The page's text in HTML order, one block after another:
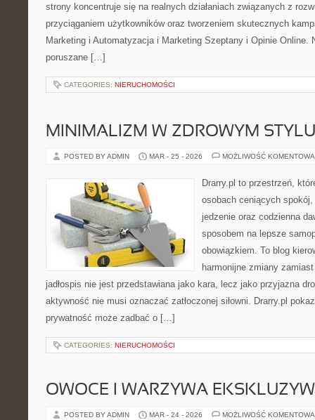
strony koncentruje się na realnych działaniach związanych z
przyciąganiem użytkowników oraz tworzeniem skutecznych
Marketing i Automatyzacja i Marketing Szeptany i Opinie Online.
poruszane […]
CATEGORIES: NIERUCHOMOŚCI
MINIMALIZM W ZDROWYM
POSTED BY ADMIN MAR - 25 - 2026 MOŻLIWOŚĆ
Drarry.pl to przestrzeń,
osobach ceniących
jedzenie oraz codzienna
sposobem na lepsze
obowiązkiem. To blog
harmonijne zmiany
jadłospis nie jest przedstawiana jako kara, lecz jako przyjazna
aktywność nie musi oznaczać zatłoczonej siłowni. Drarry.pl
prywatność może zadbać o […]
CATEGORIES: NIERUCHOMOŚCI
OWOCE I WARZYWA
POSTED BY ADMIN MAR - 24 - 2026 MOŻLIWOŚĆ